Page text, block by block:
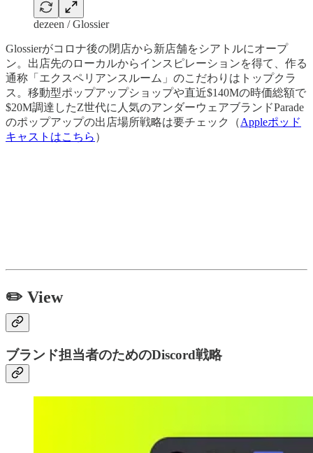
dezeen / Glossier
Glossierがコロナ後の閉店から新店舗をシアトルにオープ
ン。出店先のローカルからインスピレーションを得て、作る
通称「エクスペリアンスルーム」のこだわりはトップクラ
ス。移動型ポップアップショップや直近$140Mの時価総額で
$20M調達したZ世代に人気のアンダーウェアブランドParade
のポップアップの出店場所戦略は要チェック（Appleポッド
キャストはこちら ）
✏️ View
ブランド担当者のためのDiscord戦略